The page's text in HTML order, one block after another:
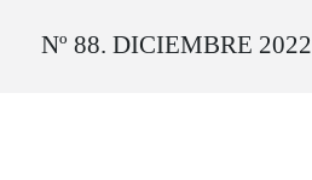
Nº 88. DICIEMBRE 2022